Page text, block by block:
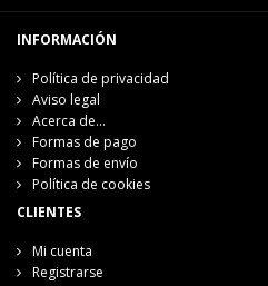
INFORMACIÓN
Política de privacidad
Aviso legal
Acerca de...
Formas de pago
Formas de envío
Política de cookies
CLIENTES
Mi cuenta
Registrarse